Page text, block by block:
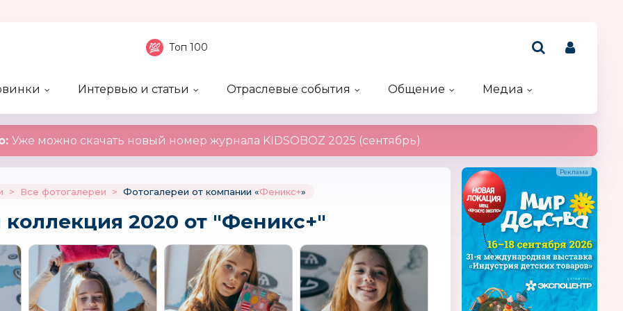
Топ 100
Интервью и статьи
Отраслевые события
Общение
Медиа
Уже можно скачать новый номер журнала KIDSOBOZ 2025 (сентябрь)
> Все фотогалереи > Фотогалереи от компании «Феникс+»
2020 от "Феникс+"